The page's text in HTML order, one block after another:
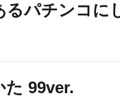
るパチンコに
た 99ver.